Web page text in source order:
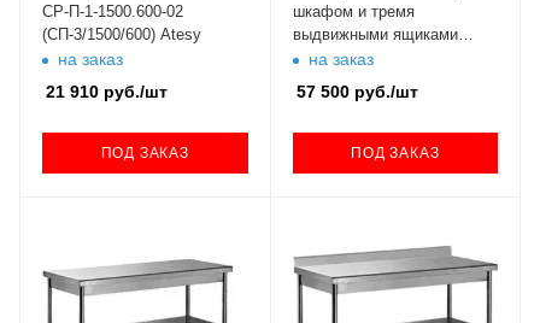
СР-П-1-1500.600-02
(СП-3/1500/600) Atesy
на заказ
21 910 руб./шт
ПОД ЗАКАЗ
шкафом и тремя
выдвижными ящиками
СПР-4 Проммаш
на заказ
57 500руб./шт
ПОД ЗАКАЗ